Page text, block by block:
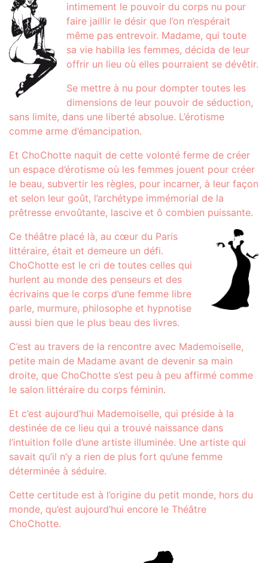
intimement le pouvoir du corps nu pour
faire jaillir le désir que l’on n’espérait
même pas entrevoir. Madame, qui toute
sa vie habilla les femmes, décida de leur
offrir un lieu où elles pourraient se dévêtir.
Se mettre à nu pour dompter toutes les
dimensions de leur pouvoir de séduction,
sans limite, dans une liberté absolue. L’érotisme
comme arme d’émancipation.
Et ChoChotte naquit de cette volonté ferme de créer
un espace d’érotisme où les femmes jouent pour créer
le beau, subvertir les règles, pour incarner, à leur façon
et selon leur goût, l’archétype immémorial de la
prêtresse envoûtante, lascive et ô combien puissante.
Ce théâtre placé là, au cœur du Paris
littéraire, était et demeure un défi.
ChoChotte est le cri de toutes celles qui
hurlent au monde des penseurs et des
écrivains que le corps d’une femme libre
parle, murmure, philosophe et hypnotise
aussi bien que le plus beau des livres.
C’est au travers de la rencontre avec Mademoiselle,
petite main de Madame avant de devenir sa main
droite, que ChoChotte s’est peu à peu affirmé comme
le salon littéraire du corps féminin.
Et c’est aujourd’hui Mademoiselle, qui préside à la
destinée de ce lieu qui a trouvé naissance dans
l’intuition folle d’une artiste illuminée. Une artiste qui
savait qu’il n’y a rien de plus fort qu’une femme
déterminée à séduire.
Cette certitude est à l’origine du petit monde, hors du
monde, qu’est aujourd’hui encore le Théâtre
ChoChotte.